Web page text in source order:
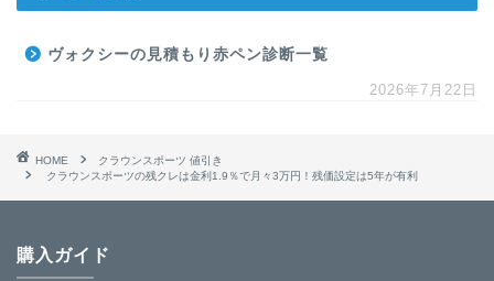
ヴォクシーの見積もり赤ペン診断一覧
2026年7月22日
HOME
クラウンスポーツ 値引き
クラウンスポーツの残クレは金利1.9％で月々3万円！残価設定は5年が有利
購入ガイド